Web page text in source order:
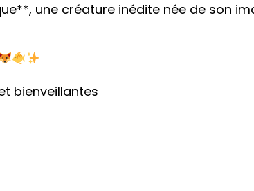
une créature inédite née de son
bienveillantes